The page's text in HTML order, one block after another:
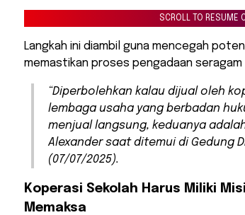
SCROLL TO RESUME
Langkah ini diambil guna mencegah
memastikan proses pengadaan
“Diperbolehkan kalau dijual oleh
lembaga usaha yang berbadan
menjual langsung, keduanya
Alexander saat ditemui di Gedung
(07/07/2025).
Koperasi Sekolah Harus Miliki
Memaksa